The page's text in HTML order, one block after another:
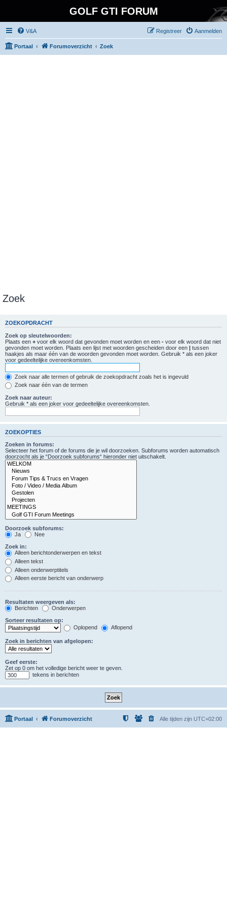
GOLF GTI FORUM
V&A Aanmelden
Registreer
Portaal Forumoverzicht Zoek
Zoek
ZOEKOPDRACHT
Zoek op sleutelwoorden:
Plaats een + voor elk woord dat gevonden moet worden en een - voor elk woord dat niet
gevonden moet worden. Plaats een lijst met woorden gescheiden door een | tussen
haakjes als maar één van de woorden gevonden moet worden. Gebruik * als een joker
voor gedeeltelijke overeenkomsten.
Zoek naar alle termen of gebruik de zoekopdracht zoals het is ingevuld
Zoek naar één van de termen
Zoek naar auteur:
Gebruik * als een joker voor gedeeltelijke overeenkomsten.
ZOEKOPTIES
Zoeken in forums:
Selecteer het forum of de forums die je wil doorzoeken. Subforums worden automatisch
doorzocht als je “Doorzoek subforums“ hieronder niet uitschakelt.
Doorzoek subforums:
Ja
Nee
Zoek in:
Alleen berichtonderwerpen en tekst
Alleen tekst
Alleen onderwerptitels
Alleen eerste bericht van onderwerp
Resultaten weergeven als:
Berichten
Onderwerpen
Sorteer resultaten op:
Oplopend
Aflopend
Zoek in berichten van afgelopen:
Geef eerste:
Zet op 0 om het volledige bericht weer te geven.
tekens in berichten
Portaal Forumoverzicht Alle tijden zijn UTC+02:00